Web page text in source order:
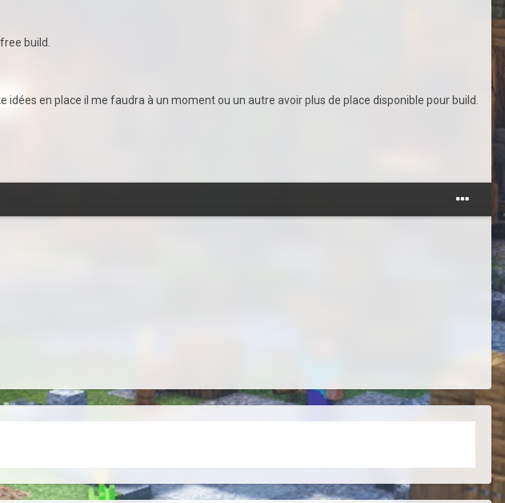
build.
en place il me faudra à un moment ou un autre avoir plus de place disponible pour build.